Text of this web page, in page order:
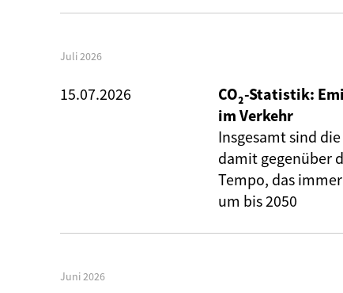
Juli 2026
15.07.2026
CO₂-Statistik:
im Verkehr
Insgesamt sind
damit gegenüber
Tempo, das
um bis 2050
Juni 2026